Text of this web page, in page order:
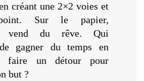
créant une 2×2 voies et
Sur le papier,
vend du rêve. Qui
gagner du temps en
faire un détour pour
but ?